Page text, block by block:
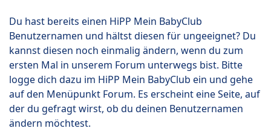
Du hast bereits einen HiPP Mein BabyClub
Benutzernamen und hältst diesen für ungeeignet? Du
kannst diesen noch einmalig ändern, wenn du zum
ersten Mal in unserem Forum unterwegs bist. Bitte
logge dich dazu im HiPP Mein BabyClub ein und gehe
auf den Menüpunkt Forum. Es erscheint eine Seite, auf
der du gefragt wirst, ob du deinen Benutzernamen
ändern möchtest.